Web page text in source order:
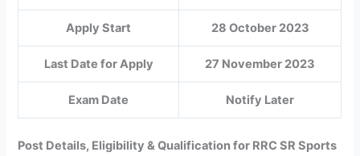
Apply Start 28 October 2023
Last Date for Apply 27 November 2023
Exam Date Notify Later
Post Details, Eligibility & Qualification for RRC SR Sports